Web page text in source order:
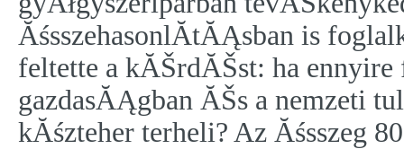
ĂśsszehasonlĂ­tĂĄsban is
feltette a kĂŠrdĂŠst: ha
gazdasĂĄgban ĂŠs a nemzeti
kĂśzteher terheli? Az Ăśsszeg